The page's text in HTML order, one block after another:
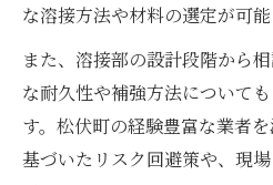
な溶接方法や材料の選定が可能
また、溶接部の設計段階から
な耐久性や補強方法について
す。松伏町の経験豊富な業者
基づいたリスク回避策や、現